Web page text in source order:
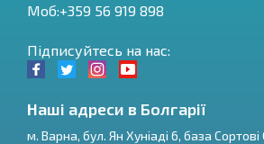
Моб:+359 56 919 898
Підписуйтесь на нас:
Наші адреси в Болгарії
м. Варна, бул. Ян Хуніаді 6, база